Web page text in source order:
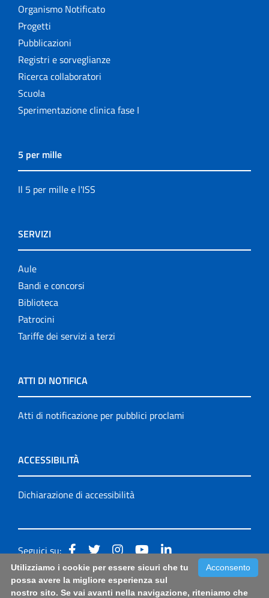
Organismo Notificato
Progetti
Pubblicazioni
Registri e sorveglianze
Ricerca collaboratori
Scuola
Sperimentazione clinica fase I
5 per mille
Il 5 per mille e l'ISS
SERVIZI
Aule
Bandi e concorsi
Biblioteca
Patrocini
Tariffe dei servizi a terzi
ATTI DI NOTIFICA
Atti di notificazione per pubblici proclami
ACCESSIBILITÀ
Dichiarazione di accessibilità
Seguici su:
Accessibilità: form di segnalazione di prima istanza per
Acconsento
Utilizziamo i cookie per essere sicuri che tu
possa avere la migliore esperienza sul
nostro sito. Se vai avanti nella navigazione, riteniamo che